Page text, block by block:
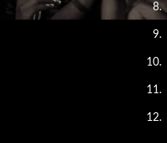
8.
9.
10.
11.
12.